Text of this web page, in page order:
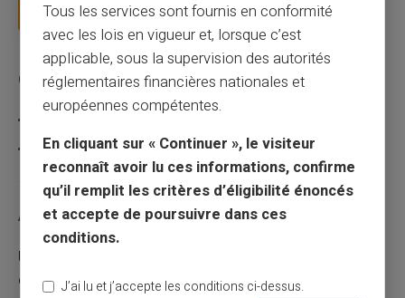
Lire la suite
Catégories
Escroquerie
Articles récents
Une carte bancaire gratuite sans compte, ça
existe ?
Tous les services sont fournis en conformité
avec les lois en vigueur et, lorsque c’est
applicable, sous la supervision des autorités
réglementaires financières nationales et
européennes compétentes.
En cliquant sur « Continuer », le visiteur
reconnaît avoir lu ces informations, confirme
qu’il remplit les critères d’éligibilité énoncés
et accepte de poursuivre dans ces
conditions.
J’ai lu et j’accepte les conditions ci-dessus.